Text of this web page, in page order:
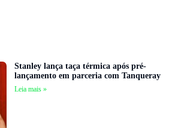
Stanley lança taça térmica após pré-
lançamento em parceria com Tanqueray
Leia mais »